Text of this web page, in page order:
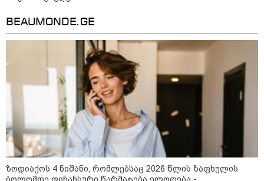
სინამდვილეს, ეს არის მისი
მოსაზრება, აბსოლუტურად
ამოვარდნილი რეალობიდან - არ
მიმაჩნია, რომ ამის გამო მის
წინააღმდეგ სისხლის სამართლის
საქმე უნდა აღიძრას
BEAUMONDE.GE
ზოდიაქოს 4 ნიშანი, რომლებსაც 2026 წლის ზაფხულის